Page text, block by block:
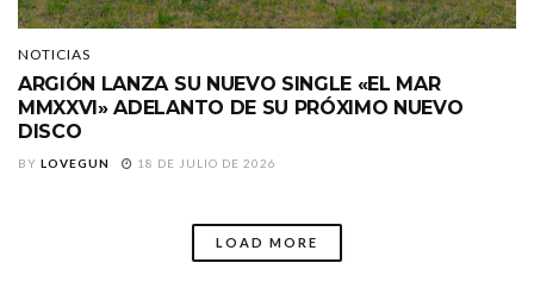
NOTICIAS
ARGIÓN LANZA SU NUEVO SINGLE «EL MAR
MMXXVI» ADELANTO DE SU PRÓXIMO NUEVO
DISCO
BY LOVEGUN 18 DE JULIO DE 2026
LOAD MORE